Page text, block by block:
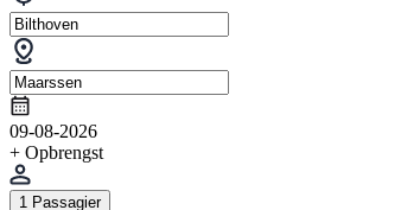
09-08-2026
+ Opbrengst
1 Passagier